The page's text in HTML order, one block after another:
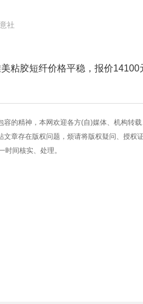
社
粘胶短纤价格平稳，报价
容的精神，本网欢迎各方(自)媒体、机构转
文章存在版权问题，烦请将版权疑问、授权
时间核实、处理。